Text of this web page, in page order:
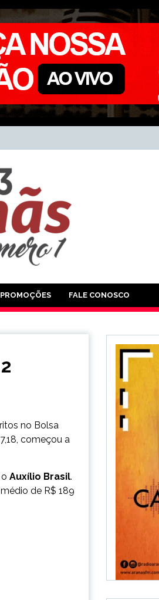
PROMOÇÕES FALE CONOSCO
no Bolsa
começou a
Auxílio Brasil.
de R$ 189